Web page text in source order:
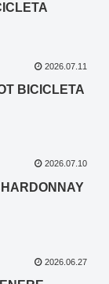
2026.07.11
BICICLETA
2026.07.10
2026.06.27